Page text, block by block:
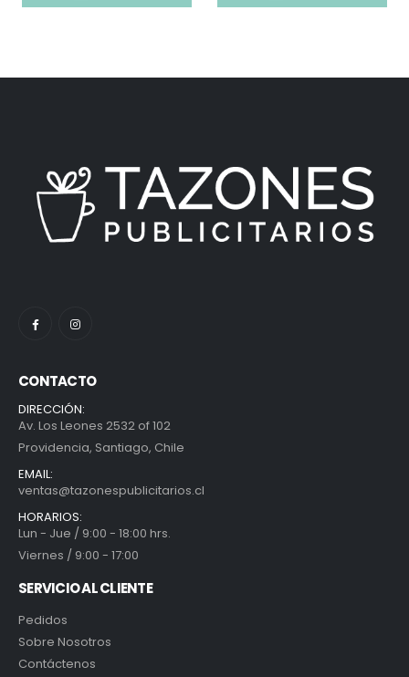
CONTACTO
DIRECCIÓN:
Av. Los Leones 2532 of 102
Providencia, Santiago, Chile
EMAIL:
ventas@tazonespublicitarios.cl
HORARIOS:
Lun - Jue / 9:00 - 18:00 hrs.
Viernes / 9:00 - 17:00
SERVICIO AL CLIENTE
Pedidos
Sobre Nosotros
Contáctenos